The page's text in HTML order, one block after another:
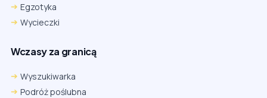
Egzotyka
Wycieczki
Wczasy za granicą
Wyszukiwarka
Podróż poślubna